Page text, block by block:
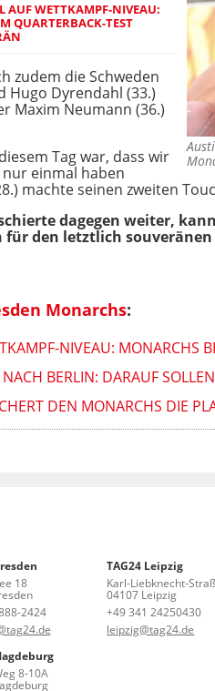
AUF WETTKAMPF-NIVEAU:
QUARTERBACK-TEST
zudem die Schweden
Hugo Dyrendahl (33.)
Maxim Neumann (36.)
Tag war, dass wir
einmal haben
machte seinen zweiten
dagegen weiter,
für den letztlich souveränen
Monarchs:
NIVEAU: MONARCHS
BERLIN: DARAUF
DEN MONARCHS DIE
18
2424
TAG24 Leipzig
Karl-Liebknecht-
04107 Leipzig
+49 341 24250430
leipzig@tag24.de
8-10A